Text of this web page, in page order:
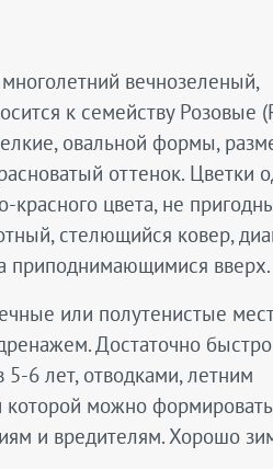
вечнозеленый,
к семейству Розовые
овальной формы,
оттенок. Цветки
цвета, не
стелющийся ковер,
приподнимающимися вверх.
или полутенистые
Достаточно быстро
6 лет, отводками, летним
которой можно
и вредителям. Хорошо